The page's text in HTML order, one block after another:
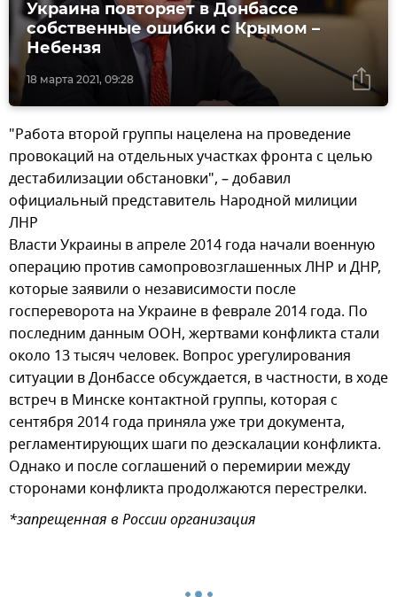
18 марта 2021, 09:28
Украина повторяет в Донбассе
собственные ошибки с Крымом –
Небензя
"Работа второй группы нацелена на проведение
провокаций на отдельных участках фронта с целью
дестабилизации обстановки", – добавил
официальный представитель Народной милиции
ЛНР
Власти Украины в апреле 2014 года начали военную
операцию против самопровозглашенных ЛНР и ДНР,
которые заявили о независимости после
госпереворота на Украине в феврале 2014 года. По
последним данным ООН, жертвами конфликта стали
около 13 тысяч человек. Вопрос урегулирования
ситуации в Донбассе обсуждается, в частности, в ходе
встреч в Минске контактной группы, которая с
сентября 2014 года приняла уже три документа,
регламентирующих шаги по деэскалации конфликта.
Однако и после соглашений о перемирии между
сторонами конфликта продолжаются перестрелки.
*запрещенная в России организация